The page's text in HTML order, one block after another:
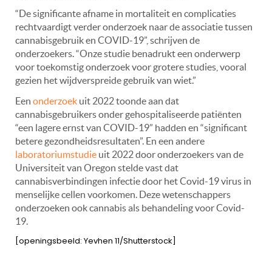
“De significante afname in mortaliteit en complicaties
rechtvaardigt verder onderzoek naar de associatie tussen
cannabisgebruik en COVID-19”, schrijven de
onderzoekers. “Onze studie benadrukt een onderwerp
voor toekomstig onderzoek voor grotere studies, vooral
gezien het wijdverspreide gebruik van wiet.”
Een onderzoek uit 2022 toonde aan dat
cannabisgebruikers onder gehospitaliseerde patiënten
“een lagere ernst van COVID-19” hadden en “significant
betere gezondheidsresultaten”. En een andere
laboratoriumstudie uit 2022 door onderzoekers van de
Universiteit van Oregon stelde vast dat
cannabisverbindingen infectie door het Covid-19 virus in
menselijke cellen voorkomen. Deze wetenschappers
onderzoeken ook cannabis als behandeling voor Covid-
19.
[openingsbeeld: Yevhen 11/Shutterstock]